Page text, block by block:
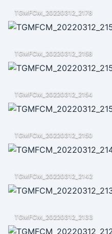
TGMFCM_20220312_2178
TGMFCM_20220312_2158
TGMFCM_20220312_2154
TGMFCM_20220312_2150
TGMFCM_20220312_2142
TGMFCM_20220312_2133